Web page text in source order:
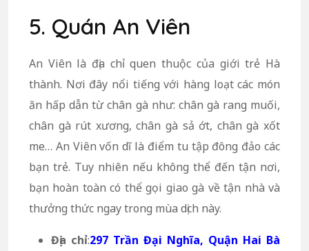
5. Quán An Viên
An Viên là địa chỉ quen thuộc của giới trẻ Hà
thành. Nơi đây nổi tiếng với hàng loạt các món
ăn hấp dẫn từ chân gà như: chân gà rang muối,
chân gà rút xương, chân gà sả ớt, chân gà xốt
me… An Viên vốn dĩ là điểm tu tập đông đảo các
bạn trẻ. Tuy nhiên nếu không thể đến tận nơi,
bạn hoàn toàn có thể gọi giao gà về tận nhà và
thưởng thức ngay trong mùa dịch này.
Địa chỉ:297 Trần Đại Nghĩa, Quận Hai Bà